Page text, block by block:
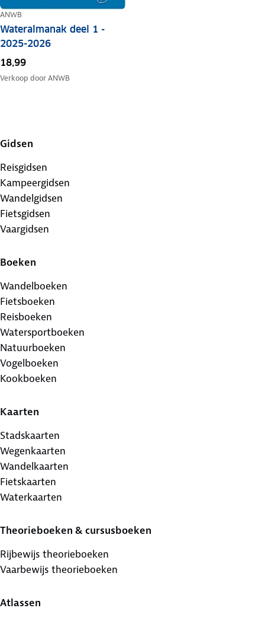
ANWB
Wateralmanak deel 1 -
2025-2026
18,99
Verkoop doorANWB
Gidsen
Reisgidsen
Kampeergidsen
Wandelgidsen
Fietsgidsen
Vaargidsen
Boeken
Wandelboeken
Fietsboeken
Reisboeken
Watersportboeken
Natuurboeken
Vogelboeken
Kookboeken
Kaarten
Stadskaarten
Wegenkaarten
Wandelkaarten
Fietskaarten
Waterkaarten
Theorieboeken & cursusboeken
Rijbewijs theorieboeken
Vaarbewijs theorieboeken
Atlassen